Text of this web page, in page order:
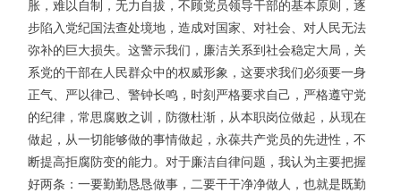
胀，难以自制，无力自拔，不顾党员领导干部的基本原则，逐
步陷入党纪国法查处境地，造成对国家、对社会、对人民无法
弥补的巨大损失。这警示我们，廉洁关系到社会稳定大局，关
系党的干部在人民群众中的权威形象，这要求我们必须要一身
正气、严以律己、警钟长鸣，时刻严格要求自己，严格遵守党
的纪律，常思腐败之训，防微杜渐，从本职岗位做起，从现在
做起，从一切能够做的事情做起，永葆共产党员的先进性，不
断提高拒腐防变的能力。对于廉洁自律问题，我认为主要把握
好两条：一要勤勤恳恳做事，二要干干净净做人，也就是既勤